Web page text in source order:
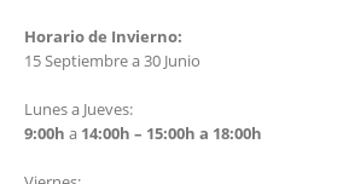
Horario de Invierno:
15 Septiembre a 30 Junio
Lunes a Jueves:
9:00h a 14:00h – 15:00h a 18:00h